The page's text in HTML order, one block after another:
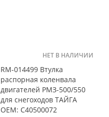
НЕТ В НАЛИЧИИ
RM-014499 Втулка
распорная коленвала
двигателей РМЗ-500/550
для снегоходов ТАЙГА
OEM: C40500072